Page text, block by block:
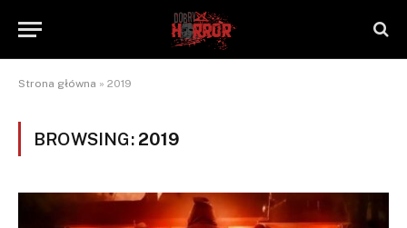
Strona główna » 2019
BROWSING: 2019